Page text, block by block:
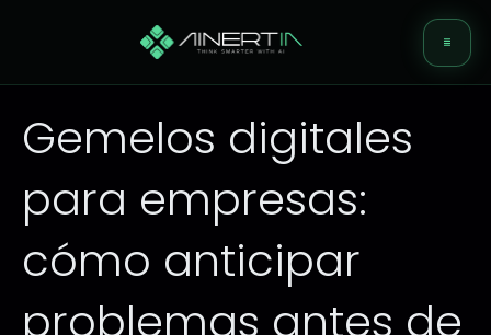
Nosotros
Soluciones
Servicios
Prensa
Gemelos digitales
para empresas:
cómo anticipar
problemas antes de